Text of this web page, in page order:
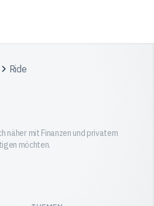
Ride
näher mit Finanzen und privatem
möchten.